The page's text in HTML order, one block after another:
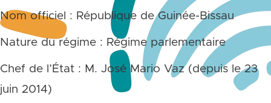
Nom officiel : République de Guinée-Bissau
Nature du régime : Régime parlementaire
Chef de l’État : M. José Mario Vaz (depuis le 23
juin 2014)